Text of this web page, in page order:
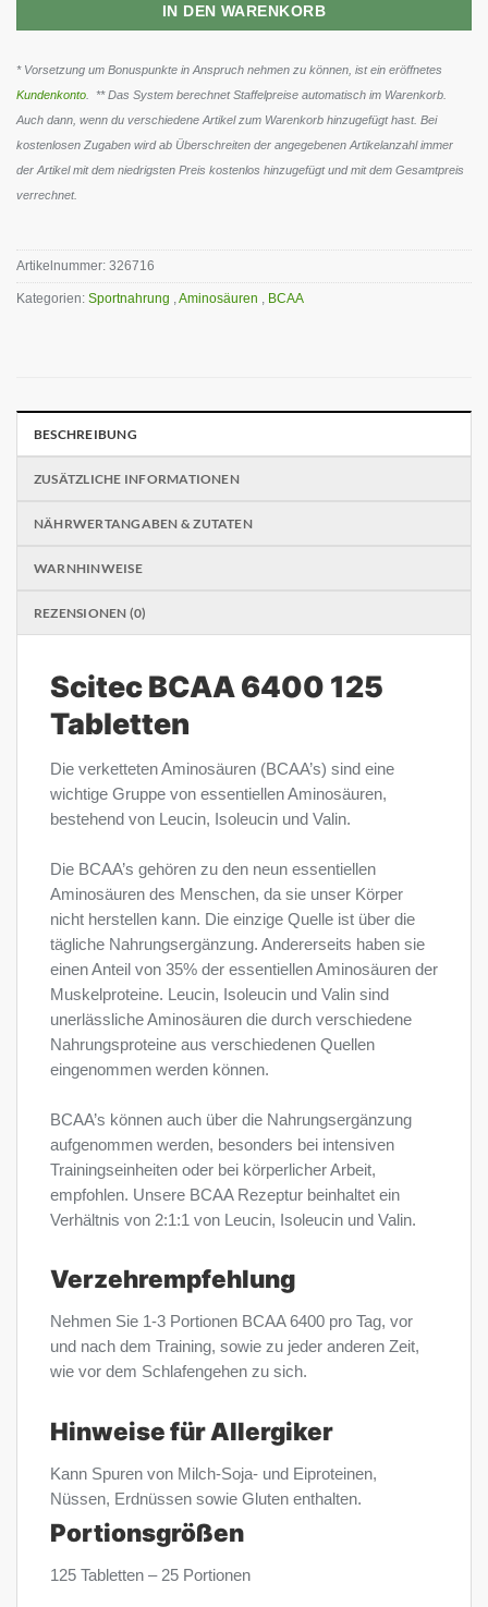
IN DEN WARENKORB
* Vorsetzung um Bonuspunkte in Anspruch nehmen zu können, ist ein eröffnetes
Kundenkonto . ** Das System berechnet Staffelpreise automatisch im Warenkorb.
Auch dann, wenn du verschiedene Artikel zum Warenkorb hinzugefügt hast. Bei
kostenlosen Zugaben wird ab Überschreiten der angegebenen Artikelanzahl immer
der Artikel mit dem niedrigsten Preis kostenlos hinzugefügt und mit dem Gesamtpreis
verrechnet.
Artikelnummer: 326716
Kategorien: Sportnahrung ,Aminosäuren , BCAA
BESCHREIBUNG
ZUSÄTZLICHE INFORMATIONEN
NÄHRWERTANGABEN & ZUTATEN
WARNHINWEISE
REZENSIONEN (0)
Scitec BCAA 6400 125
Tabletten
Die verketteten Aminosäuren (BCAA’s) sind eine
wichtige Gruppe von essentiellen Aminosäuren,
bestehend von Leucin, Isoleucin und Valin.
Die BCAA’s gehören zu den neun essentiellen
Aminosäuren des Menschen, da sie unser Körper
nicht herstellen kann. Die einzige Quelle ist über die
tägliche Nahrungsergänzung. Andererseits haben sie
einen Anteil von 35% der essentiellen Aminosäuren der
Muskelproteine. Leucin, Isoleucin und Valin sind
unerlässliche Aminosäuren die durch verschiedene
Nahrungsproteine aus verschiedenen Quellen
eingenommen werden können.
BCAA’s können auch über die Nahrungsergänzung
aufgenommen werden, besonders bei intensiven
Trainingseinheiten oder bei körperlicher Arbeit,
empfohlen. Unsere BCAA Rezeptur beinhaltet ein
Verhältnis von 2:1:1 von Leucin, Isoleucin und Valin.
Verzehrempfehlung
Nehmen Sie 1-3 Portionen BCAA 6400 pro Tag, vor
und nach dem Training, sowie zu jeder anderen Zeit,
wie vor dem Schlafengehen zu sich.
Hinweise für Allergiker
Kann Spuren von Milch-Soja- und Eiproteinen,
Nüssen, Erdnüssen sowie Gluten enthalten.
Portionsgrößen
125 Tabletten – 25 Portionen